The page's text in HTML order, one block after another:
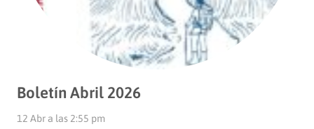
Boletín Abril 2026
12 Abr a las 2:55 pm